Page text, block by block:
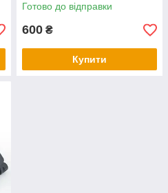
Готово до відправки
600 ₴
Купити